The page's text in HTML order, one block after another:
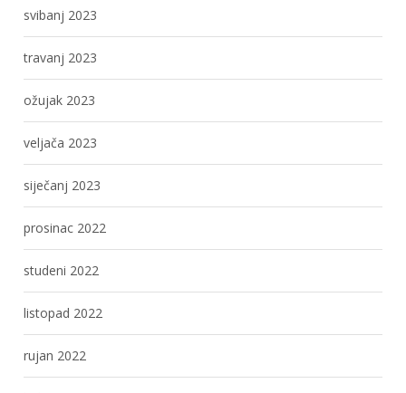
svibanj 2023
travanj 2023
ožujak 2023
veljača 2023
siječanj 2023
prosinac 2022
studeni 2022
listopad 2022
rujan 2022